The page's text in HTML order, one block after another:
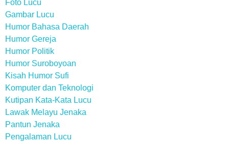
Foto Lucu
Gambar Lucu
Humor Bahasa Daerah
Humor Gereja
Humor Politik
Humor Suroboyoan
Kisah Humor Sufi
Komputer dan Teknologi
Kutipan Kata-Kata Lucu
Lawak Melayu Jenaka
Pantun Jenaka
Pengalaman Lucu